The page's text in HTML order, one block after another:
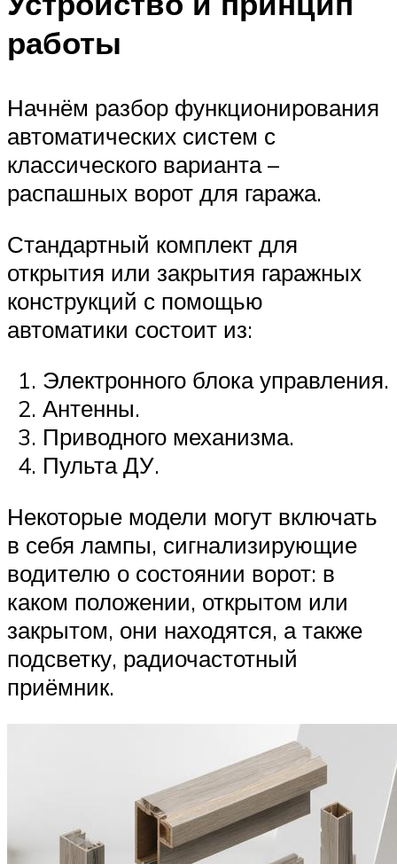
работы
Начнём разбор функционирования
автоматических систем с
классического варианта –
распашных ворот для гаража.
Стандартный комплект для
открытия или закрытия гаражных
конструкций с помощью
автоматики состоит из:
Электронного блока управления.
Антенны.
Приводного механизма.
Пульта ДУ.
Некоторые модели могут включать
в себя лампы, сигнализирующие
водителю о состоянии ворот: в
каком положении, открытом или
закрытом, они находятся, а также
подсветку, радиочастотный
приёмник.